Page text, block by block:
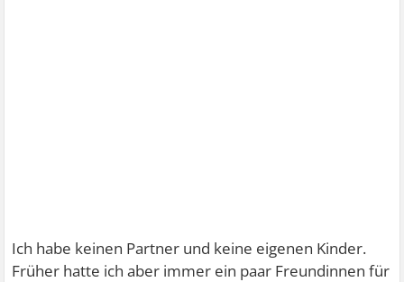
Ich habe keinen Partner und keine eigenen Kinder.
Früher hatte ich aber immer ein paar Freundinnen für